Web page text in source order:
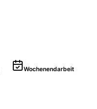
Wochenendarbeit